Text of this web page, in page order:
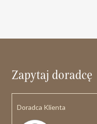
Zapytaj doradcę
Doradca Klienta